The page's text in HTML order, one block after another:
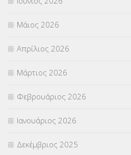
ΠΡΟΚΗΡΥΞΕΙΣ
ΣΕΜΙΝΑΡΙΑ – ΗΜΕΡΙΔΕΣ
ΣΕΠ(50)
ΣΤΕΛΕΧΗ (360)
ΣΥΜΒΟΥΛΕΥΤΙΚΟΣ ΣΤΑΘΜΟΣ ΝΕΩΝ
ΣΥΝΤΑΞΕΙΣ(12)
ΣΧΟΛΙΚΟΙ ΣΥΜΒΟΥΛΟΙ
Μάιος 2026
Απρίλιος 2026
Μάρτιος 2026
Φεβρουάριος 2026
Ιανουάριος 2026
Δεκέμβριος 2025